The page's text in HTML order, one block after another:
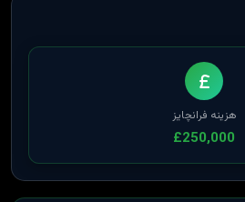
هزینه فرانچایز
£250,000